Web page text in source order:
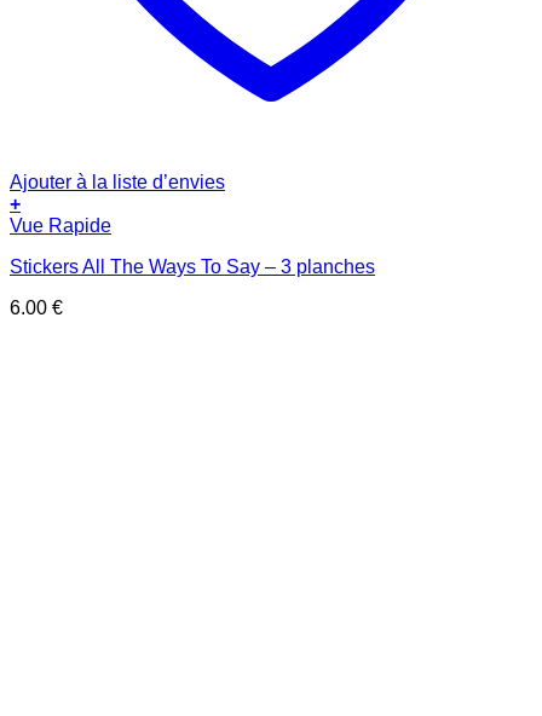
Ajouter à la liste d’envies
+
Vue Rapide
Stickers All The Ways To Say – 3 planches
6.00 €